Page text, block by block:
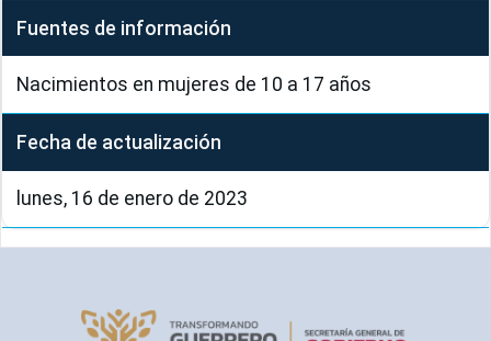
Fuentes de información
Nacimientos en mujeres de 10 a 17 años
Fecha de actualización
lunes, 16 de enero de 2023